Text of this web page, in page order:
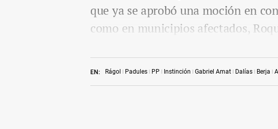
EN: Rágol Padules PP Instinción Gabriel Amat Dalías Berja
que ya se aprobó una moción en
como en municipios afectados,